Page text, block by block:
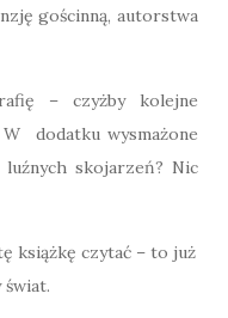
gościnną, autorstwa
– czyżby kolejne
dodatku wysmażone
skojarzeń? Nic
książkę czytać – to już
świat.